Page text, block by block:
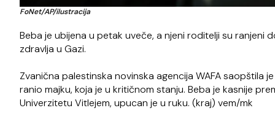
FoNet/AP/ilustracija
Beba je ubijena u petak uveče, a njeni roditelji su
zdravlja u Gazi.
Zvanična palestinska novinska agencija WAFA saopštila
ranio majku, koja je u kritičnom stanju. Beba je kasnije
Univerzitetu Vitlejem, upucan je u ruku. (kraj) vem/mk